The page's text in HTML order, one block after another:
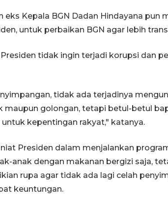
eks Kepala BGN Dadan Hindayana pun
untuk perbaikan BGN agar lebih
tidak ingin terjadi korupsi dan
tidak ada terjadinya
maupun golongan, tetapi betul-betul
kepentingan rakyat," katanya.
Presiden dalam menjalankan
anak dengan makanan bergizi saja,
rupa agar tidak ada lagi celah
keuntungan.